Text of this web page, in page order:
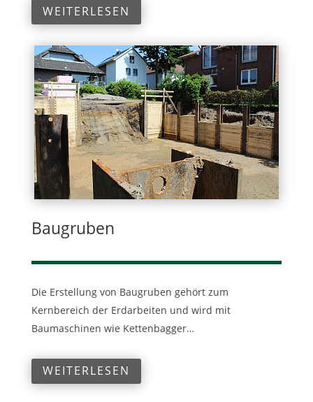
WEITERLESEN
Baugruben
Die Erstellung von Baugruben gehört zum
Kernbereich der Erdarbeiten und wird mit
Baumaschinen wie Kettenbagger…
WEITERLESEN